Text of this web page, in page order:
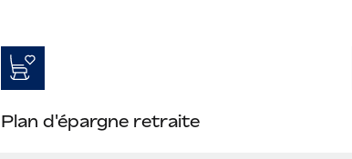
Plan d'épargne retraite